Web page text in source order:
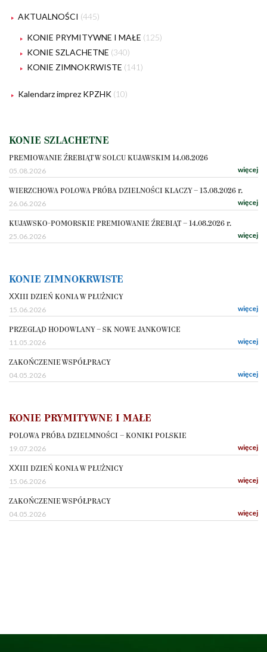
AKTUALNOŚCI (445)
KONIE PRYMITYWNE I MAŁE (125)
KONIE SZLACHETNE (340)
KONIE ZIMNOKRWISTE (141)
Kalendarz imprez KPZHK (10)
KONIE SZLACHETNE
PREMIOWANIE ŹREBIĄT W SOLCU KUJAWSKIM 14.08.2026
05.08.2026 więcej
WIERZCHOWA POLOWA PRÓBA DZIELNOŚCI KLACZY – 13.08.2026 r.
26.06.2026 więcej
KUJAWSKO-POMORSKIE PREMIOWANIE ŹREBIĄT – 14.08.2026 r.
25.06.2026 więcej
KONIE ZIMNOKRWISTE
XXIII DZIEŃ KONIA W PŁUŻNICY
15.06.2026 więcej
PRZEGLĄD HODOWLANY – SK NOWE JANKOWICE
11.05.2026 więcej
ZAKOŃCZENIE WSPÓŁPRACY
04.05.2026 więcej
KONIE PRYMITYWNE I MAŁE
POLOWA PRÓBA DZIELMNOŚCI – KONIKI POLSKIE
19.07.2026 więcej
XXIII DZIEŃ KONIA W PŁUŻNICY
15.06.2026 więcej
ZAKOŃCZENIE WSPÓŁPRACY
04.05.2026 więcej